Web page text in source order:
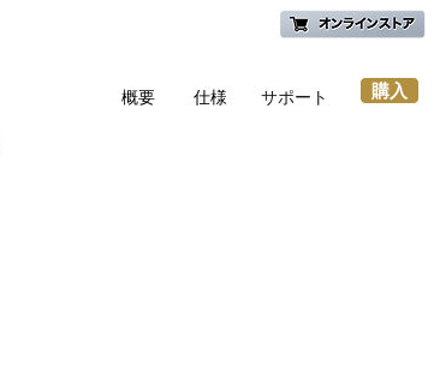
購入
サポート
仕様
概要